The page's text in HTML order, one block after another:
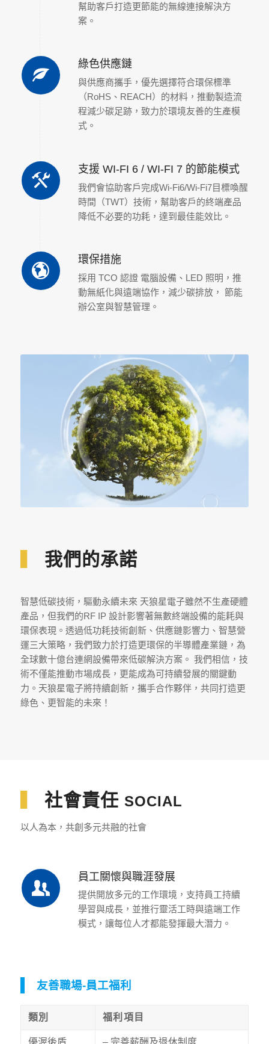
幫助客戶打造更節能的無線連接解決方
案。
綠色供應鏈
與供應商攜手，優先選擇符合環保標準
（RoHS、REACH）的材料，推動製造流
程減少碳足跡，致力於環境友善的生產模
式。
支援 WI-FI 6 / WI-FI 7 的節能模式
我們會協助客戶完成Wi-Fi6/Wi-Fi7目標喚醒
時間（TWT）技術，幫助客戶的終端產品
降低不必要的功耗，達到最佳能效比。
環保措施
採用 TCO 認證 電腦設備、LED 照明，推
動無紙化與遠端協作，減少碳排放， 節能
辦公室與智慧管理。
我們的承諾
智慧低碳技術，驅動永續未來 天狼星電子雖然不生產硬體
產品，但我們的RF IP 設計影響著無數終端設備的能耗與
環保表現。透過低功耗技術創新、供應鏈影響力、智慧營
運三大策略，我們致力於打造更環保的半導體產業鏈，為
全球數十億台連網設備帶來低碳解決方案。 我們相信，技
術不僅能推動市場成長，更能成為可持續發展的關鍵動
力。天狼星電子將持續創新，攜手合作夥伴，共同打造更
綠色、更智能的未來！
社會責任 SOCIAL
以人為本，共創多元共融的社會
員工關懷與職涯發展
提供開放多元的工作環境，支持員工持續
學習與成長，並推行靈活工時與遠端工作
模式，讓每位人才都能發揮最大潛力。
友善職場-員工福利
類別 福利項目
優渥後盾 – 完善薪酬及退休制度